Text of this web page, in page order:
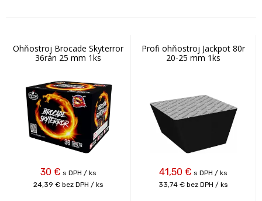
Ohňostroj Brocade Skyterror
36rán 25 mm 1ks
30 € s DPH / ks
24,39 € bez DPH / ks
Profi ohňostroj Jackpot 80r
20-25 mm 1ks
41,50 € s DPH / ks
33,74 € bez DPH / ks